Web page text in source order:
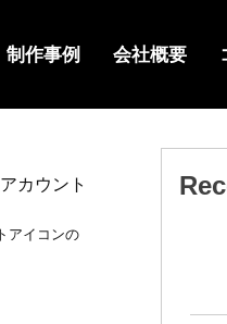
制作事例 会社概要
アイコンの